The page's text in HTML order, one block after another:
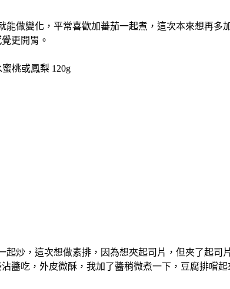
做變化，平常喜歡加蕃茄一起煮，這次本來想再
更開胃。
桃或鳳梨 120g
炒，這次想做素排，因為想夾起司片，但夾了起
醬吃，外皮微酥，我加了醬稍微煮一下，豆腐排嚐